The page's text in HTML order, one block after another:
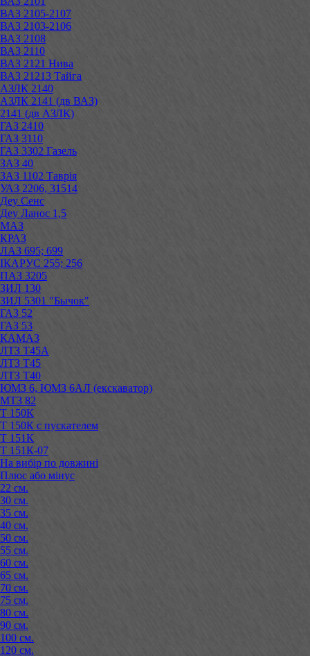
ВАЗ 2105-2107
ВАЗ 2103-2106
ВАЗ 2108
ВАЗ 2110
ВАЗ 2121 Нива
ВАЗ 21213 Тайга
АЗЛК 2140
АЗЛК 2141 (дв ВАЗ)
2141 (дв АЗЛК)
ГАЗ 2410
ГАЗ 3110
ГАЗ 3302 Газель
ЗАЗ 40
ЗАЗ 1102 Таврія
УАЗ 2206, 31514
Деу Сенс
Деу Ланос 1,5
МАЗ
КРАЗ
ЛАЗ 695; 699
ІКАРУС 255; 256
ПАЗ 3205
ЗИЛ 130
ЗИЛ 5301 "Бычок"
ГАЗ 52
ГАЗ 53
КАМАЗ
ЛТЗ Т45А
ЛТЗ Т45
ЛТЗ Т40
ЮМЗ 6, ЮМЗ 6АЛ (екскаватор)
МТЗ 82
Т 150К
Т 150К с пускателем
Т 151К
Т 151К-07
На вибір по довжині
Плюс або мінус
22 см.
30 см.
35 см.
40 см.
50 см.
55 см.
60 см.
65 см.
70 см.
75 см.
80 см.
90 см.
100 см.
120 см.